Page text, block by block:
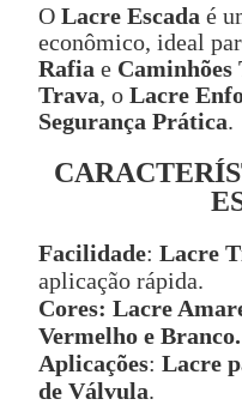
O Lacre Escada é
econômico, ideal
Rafia e Caminhões
Trava, o Lacre
Segurança Prática.
Facilidade: Lacre
aplicação rápida.
Cores: Lacre
Vermelho e Branco.
Aplicações: Lacre
de Válvula.